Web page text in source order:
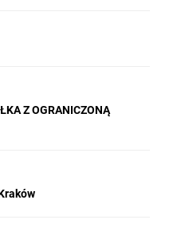
Z OGRANICZONĄ